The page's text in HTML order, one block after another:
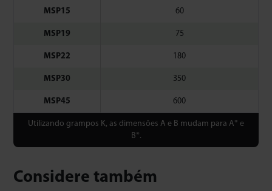
MSP15 60
MSP19 75
MSP22 180
MSP30 350
MSP45 600
Utilizando grampos K, as dimensões A e B mudam para A* e
B*.
Considere também